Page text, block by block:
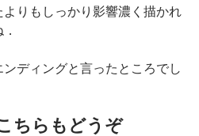
りもしっかり影響濃く描かれ
ディングと言ったところでし
ちらもどうぞ